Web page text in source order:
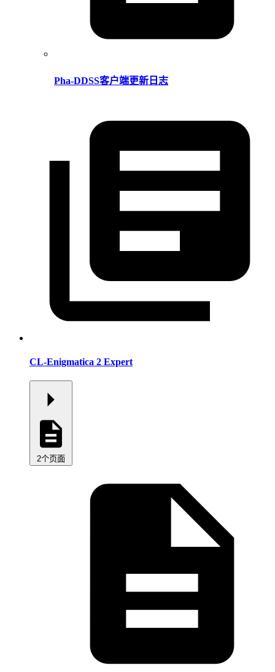
Pha-DDSS客户端更新日志
CL-Enigmatica 2 Expert
2个页面